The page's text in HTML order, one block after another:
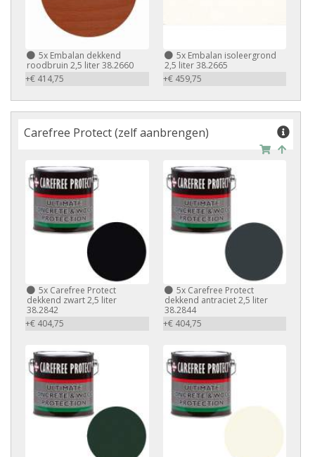
5x Embalan dekkend
roodbruin 2,5 liter 38.2660
+€ 414,75
5x Embalan isoleergrond
2,5 liter 38.2665
+€ 459,75
Carefree Protect (zelf aanbrengen)
5x Carefree Protect
dekkend zwart 2,5 liter
38.2842
+€ 404,75
5x Carefree Protect
dekkend antraciet 2,5 liter
38.2844
+€ 404,75